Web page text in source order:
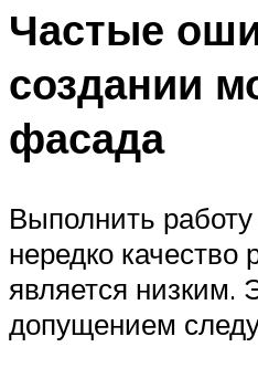
Частые
создании
фасада
Выполнить
нередко качество
является низким.
допущением